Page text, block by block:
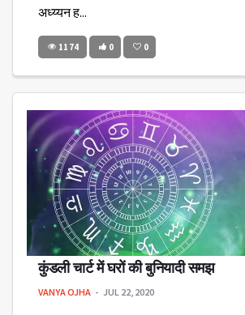
अध्य्यन ह...
1174 0 0
कुंडली चार्ट में घरों की बुनियादी समझ
VANYA OJHA JUL 22, 2020